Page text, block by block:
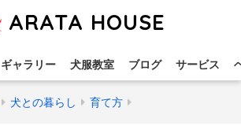
ARATA HOUSE
ギャラリー 犬服教室 ブログ サービス
犬との暮らし 育て方